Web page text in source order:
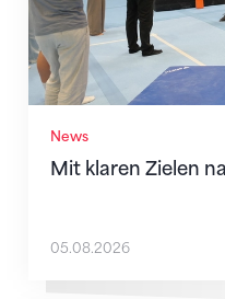
News
Mit klaren Zielen
05.08.2026